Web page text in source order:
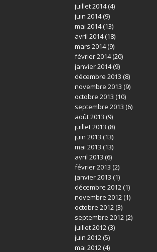
juillet 2014(4)
juin 2014(9)
mai 2014(13)
avril 2014(18)
mars 2014(9)
février 2014(20)
janvier 2014(9)
décembre 2013 (8)
novembre 2013 (9)
octobre 2013 (10)
septembre 2013 (6)
août 2013 (9)
juillet 2013 (8)
juin 2013 (13)
mai 2013 (13)
avril 2013 (6)
février 2013 (2)
janvier 2013 (1)
décembre 2012(1)
novembre 2012(1)
octobre 2012(3)
septembre 2012(2)
juillet 2012(3)
juin 2012(5)
mai 2012(4)